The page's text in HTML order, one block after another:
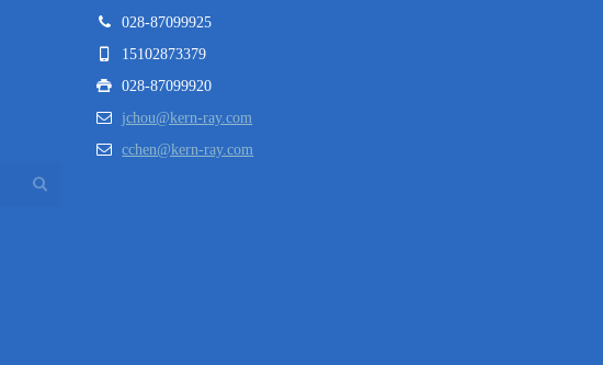
028-87099925
15102873379
028-87099920
jchou@kern-ray.com
cchen@kern-ray.com